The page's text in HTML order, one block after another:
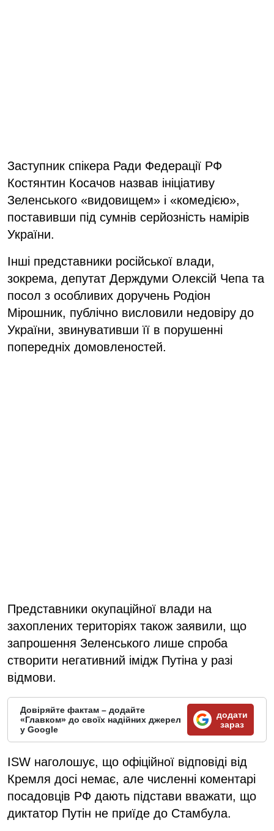
Заступник спікера Ради Федерації РФ
Костянтин Косачов назвав ініціативу
Зеленського «видовищем» і «комедією»,
поставивши під сумнів серйозність намірів
України.
Інші представники російської влади,
зокрема, депутат Держдуми Олексій Чепа та
посол з особливих доручень Родіон
Мірошник, публічно висловили недовіру до
України, звинувативши її в порушенні
попередніх домовленостей.
Представники окупаційної влади на
захоплених територіях також заявили, що
запрошення Зеленського лише спроба
створити негативний імідж Путіна у разі
відмови.
Довіряйте фактам – додайте
«Главком» до своїх надійних джерел
у Google
додати
зараз
ISW наголошує, що офіційної відповіді від
Кремля досі немає, але численні коментарі
посадовців РФ дають підстави вважати, що
диктатор Путін не приїде до Стамбула.